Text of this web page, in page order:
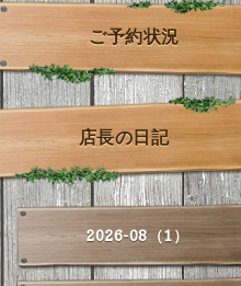
ご予約状況
店長の日記
2026-08（1）